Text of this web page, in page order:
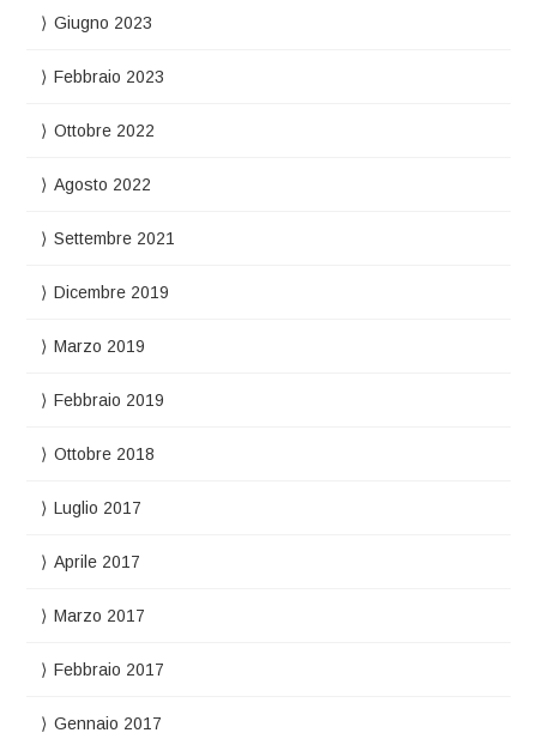
Giugno 2023
Febbraio 2023
Ottobre 2022
Agosto 2022
Settembre 2021
Dicembre 2019
Marzo 2019
Febbraio 2019
Ottobre 2018
Luglio 2017
Aprile 2017
Marzo 2017
Febbraio 2017
Gennaio 2017